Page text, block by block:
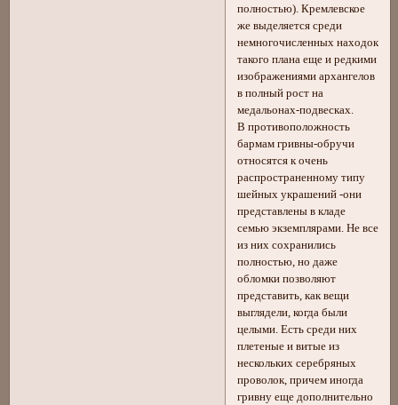
полностью). Кремлевское
же выделяется среди
немногочисленных находок
такого плана еще и редкими
изображениями архангелов
в полный рост на
медальонах-подвесках.
В противоположность
бармам гривны-обручи
относятся к очень
распространенному типу
шейных украшений -они
представлены в кладе
семью экземплярами. Не все
из них сохранились
полностью, но даже
обломки позволяют
представить, как вещи
выглядели, когда были
целыми. Есть среди них
плетеные и витые из
нескольких серебряных
проволок, причем иногда
гривну еще дополнительно